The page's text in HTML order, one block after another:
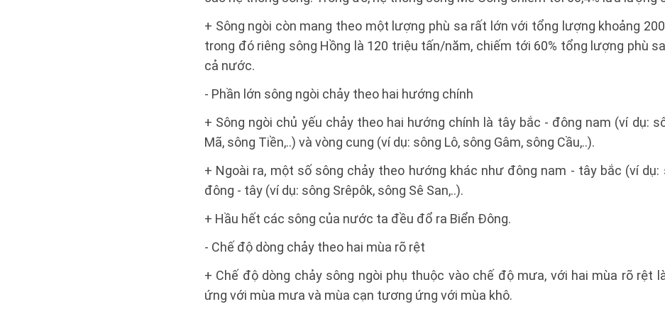
+ Sông ngòi còn mang theo một lượng phù sa rất lớn với tổng lượng khoảng
trong đó riêng sông Hồng là 120 triệu tấn/năm, chiếm tới 60% tổng lượng phù
cả nước.
- Phần lớn sông ngòi chảy theo hai hướng chính
+ Sông ngòi chủ yếu chảy theo hai hướng chính là tây bắc - đông nam (ví dụ:
Mã, sông Tiền,..) và vòng cung (ví dụ: sông Lô, sông Gâm, sông Cầu,..).
+ Ngoài ra, một số sông chảy theo hướng khác như đông nam - tây bắc (ví dụ:
đông - tây (ví dụ: sông Srêpôk, sông Sê San,..).
+ Hầu hết các sông của nước ta đều đổ ra Biển Đông.
- Chế độ dòng chảy theo hai mùa rõ rệt
+ Chế độ dòng chảy sông ngòi phụ thuộc vào chế độ mưa, với hai mùa rõ rệt
ứng với mùa mưa và mùa cạn tương ứng với mùa khô.